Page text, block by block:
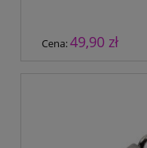
Cena:49,90 zł